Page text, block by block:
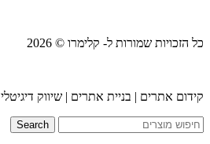
כל הזכויות שמורות ל- קלימרו © 2026
קידום אתרים | בניית אתרים | שיווק דיגיטלי
Search